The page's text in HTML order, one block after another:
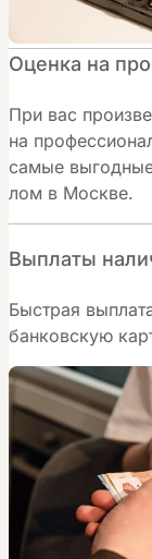
Оценка на
При вас
на
самые
лом в Москве.
Выплаты
Быстрая
банковскую